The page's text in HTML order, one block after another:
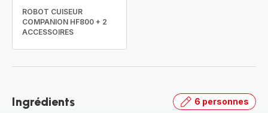
ROBOT CUISEUR
COMPANION HF800 + 2
ACCESSOIRES
Ingrédients 6 personnes